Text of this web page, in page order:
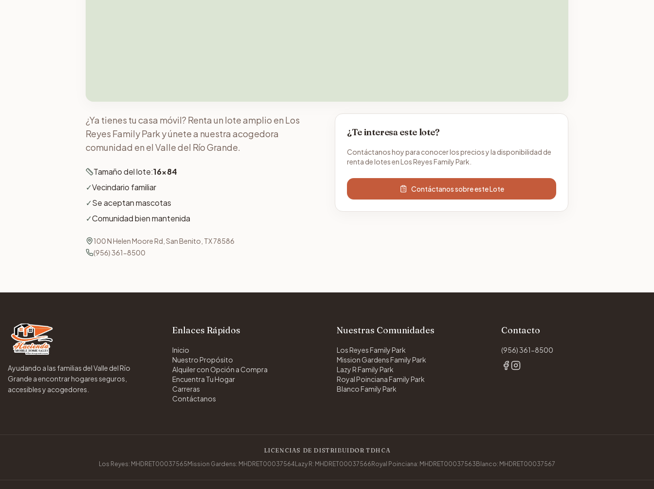
¿Ya tienes tu casa móvil? Renta un lote amplio en Los
Reyes Family Park y únete a nuestra acogedora
comunidad en el Valle del Río Grande.
Tamaño del lote:16x84
✓Vecindario familiar
✓Se aceptan mascotas
✓Comunidad bien mantenida
100 N Helen Moore Rd, San Benito, TX 78586
(956) 361-8500
¿Te interesa este lote?
Contáctanos hoy para conocer los precios y la disponibilidad de
renta de lotes en Los Reyes Family Park.
Contáctanos sobre este Lote
Ayudando a las familias del Valle del Río
Grande a encontrar hogares seguros,
accesibles y acogedores.
Enlaces Rápidos
Inicio
Nuestro Propósito
Alquiler con Opción a Compra
Encuentra Tu Hogar
Carreras
Contáctanos
Nuestras Comunidades
Los Reyes Family Park
Mission Gardens Family Park
Lazy R Family Park
Royal Poinciana Family Park
Blanco Family Park
Contacto
(956) 361-8500
LICENCIAS DE DISTRIBUIDOR TDHCA
Los Reyes: MHDRET00037565 Mission Gardens: MHDRET00037564 Lazy R: MHDRET00037566 Royal Poinciana: MHDRET00037563 Blanco: MHDRET00037567